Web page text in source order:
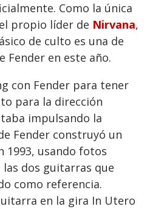
Como la única
propio líder de Nirvana,
de culto es una de
Fender en este año.
con Fender para tener
para la dirección
impulsando la
Fender construyó un
1993, usando fotos
dos guitarras que
como referencia.
en la gira In Utero